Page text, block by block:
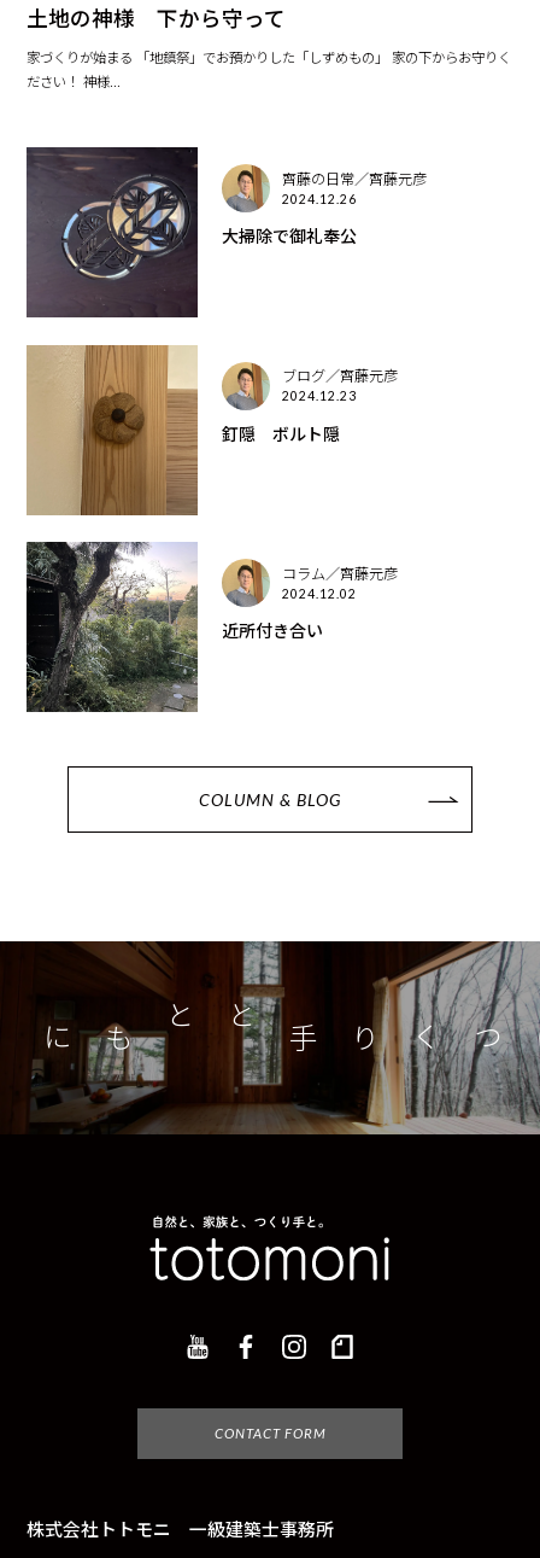
土地の神様 下から守って
家づくりが始まる 「地鎮祭」でお預かりした「しずめもの」 家の下からお守りく
ださい！ 神様...
齊藤の日常／齊藤元彦
2024.12.26
大掃除で御礼奉公
ブログ／齊藤元彦
2024.12.23
釘隠 ボルト隠
コラム／齊藤元彦
2024.12.02
近所付き合い
COLUMN & BLOG
つくり手とともに
CONTACT FORM
株式会社トトモニ 一級建築士事務所